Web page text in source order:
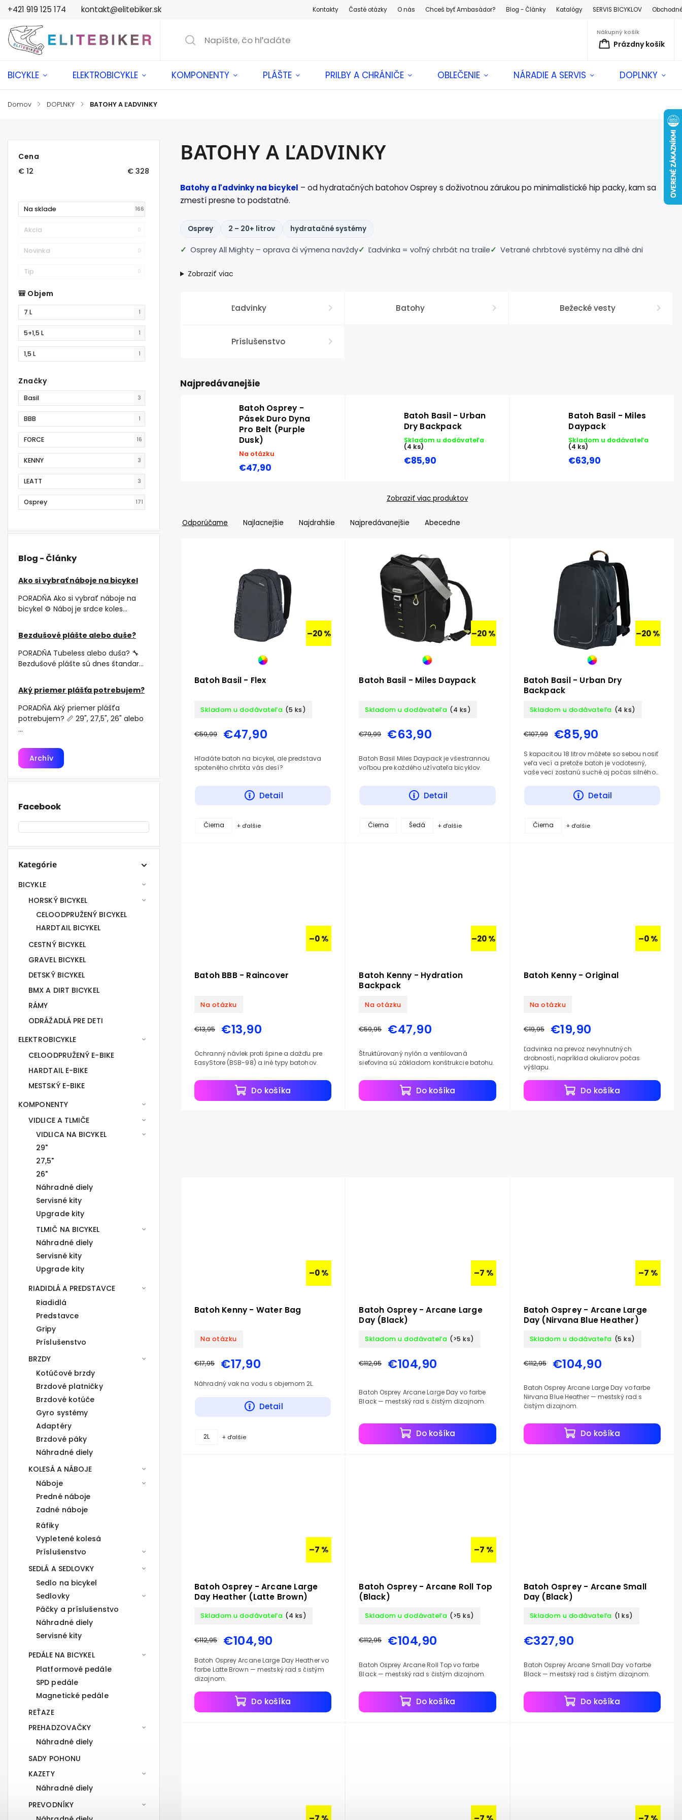
+421 919 125 174 kontakt@elitebiker.sk Kontakty Časté otázky O nás Chceš byť Ambasádor? Blog - Články Katalógy SERVIS BICYKLOV
Nákupný košík
Prázdny košík
BICYKLE ELEKTROBICYKLE KOMPONENTY PLÁŠTE PRILBY A CHRÁNIČE OBLEČENIE NÁRADIE A SERVIS DOPLNKY
Domov / DOPLNKY / BATOHY A ĽADVINKY
Cena
€ 12 € 328
Na sklade 166
Akcia 0
Novinka 0
Tip 0
Značky
Basil 3
BBB 1
FORCE 16
KENNY 3
LEATT 3
Osprey 171
🎒 Objem
7 L 1
5+1,5 L 1
1,5 L 1
Blog - Články
Ako si vybrať náboje na bicykel
PORADŇA Ako si vybrať náboje na
bicykel ⚙️ Náboj je srdce koles...
Bezdušové plášte alebo duše?
PORADŇA Tubeless alebo duša? 🔧
Bezdušové plášte sú dnes štandar...
Aký priemer plášťa potrebujem?
PORADŇA Aký priemer plášťa
potrebujem? 📏 29", 27,5", 26" alebo
...
Archív
Facebook
Kategórie
BICYKLE
HORSKÝ BICYKEL
CELOODPRUŽENÝ BICYKEL
HARDTAIL BICYKEL
CESTNÝ BICYKEL
GRAVEL BICYKEL
DETSKÝ BICYKEL
BMX A DIRT BICYKEL
RÁMY
ODRÁŽADLÁ PRE DETI
ELEKTROBICYKLE
CELOODPRUŽENÝ E-BIKE
HARDTAIL E-BIKE
MESTSKÝ E-BIKE
KOMPONENTY
VIDLICE A TLMIČE
VIDLICA NA BICYKEL
29"
27,5"
26"
Náhradné diely
Servisné kity
Upgrade kity
TLMIČ NA BICYKEL
Náhradné diely
Servisné kity
Upgrade kity
RIADIDLÁ A PREDSTAVCE
Riadidlá
Predstavce
Gripy
Príslušenstvo
BRZDY
Kotúčové brzdy
Brzdové platničky
Brzdové kotúče
Gyro systémy
Adaptéry
Brzdové páky
Náhradné diely
KOLESÁ A NÁBOJE
Náboje
Predné náboje
Zadné náboje
Ráfiky
Vypletené kolesá
Príslušenstvo
SEDLÁ A SEDLOVKY
Sedlo na bicykel
Sedlovky
Páčky a príslušenstvo
Náhradné diely
Servisné kity
PEDÁLE NA BICYKEL
Platformové pedále
SPD pedále
Magnetické pedále
REŤAZE
PREHADZOVAČKY
Náhradné diely
SADY POHONU
KAZETY
Náhradné diely
PREVODNÍKY
BATOHY A ĽADVINKY
Batohy a ľadvinky na bicykel – od hydratačných batohov Osprey s doživotnou zárukou po minimalistické hip packy, kam sa
zmestí presne to podstatné.
Osprey 2 – 20+ litrov hydratačné systémy
Osprey All Mighty – oprava či výmena navždy Ľadvinka = voľný chrbát na traile Vetrané chrbtové systémy na dlhé dni
Zobraziť viac
Ľadvinky Batohy Bežecké vesty
Príslušenstvo
Najpredávanejšie
Batoh Osprey -
Pásek Duro Dyna
Pro Belt (Purple
Dusk)
Na otázku
€47,90
Batoh Basil - Urban
Dry Backpack
Skladom u dodávateľa
(4 ks)
€85,90
Batoh Basil - Miles
Daypack
Skladom u dodávateľa
(4 ks)
€63,90
Zobraziť viac produktov
Odporúčame Najlacnejšie Najdrahšie Najpredávanejšie Abecedne
–20 %
Batoh Basil - Flex
Skladom u dodávateľa (5 ks)
€59,99 €47,90
Detail
Hľadáte batoh na bicykel, ale predstava
spoteného chrbta vás desí?
Čierna + ďalšie
–20 %
Batoh Basil - Miles Daypack
Skladom u dodávateľa (4 ks)
€79,99 €63,90
Detail
Batoh Basil Miles Daypack je všestrannou
voľbou pre každého užívateľa bicyklov.
Čierna Šedá + ďalšie
–20 %
Batoh Basil - Urban Dry
Backpack
Skladom u dodávateľa (4 ks)
€107,99 €85,90
Detail
S kapacitou 18 litrov môžete so sebou nosiť
veľa vecí a pretože batoh je vodotesný,
vaše veci zostanú suché aj počas silného
Čierna + ďalšie
–0 %
Batoh BBB - Raincover
Na otázku
€13,95 €13,90
Do košíka
Ochranný návlek proti špine a dažďu pre
EasyStore (BSB-98) a iné typy batohov.
–20 %
Batoh Kenny - Hydration
Backpack
Na otázku
€59,95 €47,90
Do košíka
Štruktúrovaný nylón a ventilovaná
sieťovina sú základom konštrukcie batohu.
–0 %
Batoh Kenny - Original
Na otázku
€19,95 €19,90
Do košíka
Ľadvinka na prevoz nevyhnutných
drobností, napríklad okuliarov počas
výšlapu.
–0 %
Batoh Kenny - Water Bag
Na otázku
€17,95 €17,90
Detail
Náhradný vak na vodu s objemom 2L.
2L + ďalšie
–7 %
Batoh Osprey - Arcane Large
Day (Black)
Skladom u dodávateľa (>5 ks)
€112,95 €104,90
Do košíka
Batoh Osprey Arcane Large Day vo farbe
Black — mestský rad s čistým dizajnom.
–7 %
Batoh Osprey - Arcane Large
Day (Nirvana Blue Heather)
Skladom u dodávateľa (5 ks)
€112,95 €104,90
Do košíka
Batoh Osprey Arcane Large Day vo farbe
Nirvana Blue Heather — mestský rad s
čistým dizajnom.
–7 %
Batoh Osprey - Arcane Large
Day Heather (Latte Brown)
Skladom u dodávateľa (4 ks)
€112,95 €104,90
Do košíka
Batoh Osprey Arcane Large Day Heather vo
farbe Latte Brown — mestský rad s čistým
dizajnom.
–7 %
Batoh Osprey - Arcane Roll Top
(Black)
Skladom u dodávateľa (>5 ks)
€112,95 €104,90
Do košíka
Batoh Osprey Arcane Roll Top vo farbe
Black — mestský rad s čistým dizajnom.
Batoh Osprey - Arcane Small
Day (Black)
Skladom u dodávateľa (1 ks)
€327,90
Do košíka
Batoh Osprey Arcane Small Day vo farbe
Black — mestský rad s čistým dizajnom.